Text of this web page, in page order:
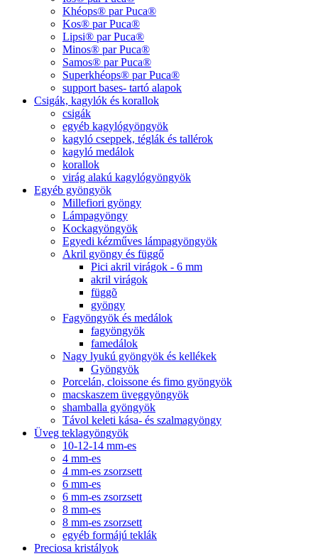
Khéops® par Puca®
Kos® par Puca®
Lipsi® par Puca®
Minos® par Puca®
Samos® par Puca®
Superkhéops® par Puca®
support bases- tartó alapok
Csigák, kagylók és korallok
csigák
egyéb kagylógyöngyök
kagyló cseppek, téglák és tallérok
kagyló medálok
korallok
virág alakú kagylógyöngyök
Egyéb gyöngyök
Millefiori gyöngy
Lámpagyöngy
Kockagyöngyök
Egyedi kézműves lámpagyöngyök
Akril gyöngy és függő
Pici akril virágok - 6 mm
akril virágok
függõ
gyöngy
Fagyöngyök és medálok
fagyöngyök
famedálok
Nagy lyukú gyöngyök és kellékek
Gyöngyök
Porcelán, cloissone és fimo gyöngyök
macskaszem üveggyöngyök
shamballa gyöngyök
Távol keleti kása- és szalmagyöngy
Üveg teklagyöngyök
10-12-14 mm-es
4 mm-es
4 mm-es zsorzsett
6 mm-es
6 mm-es zsorzsett
8 mm-es
8 mm-es zsorzsett
egyéb formájú teklák
Preciosa kristályok